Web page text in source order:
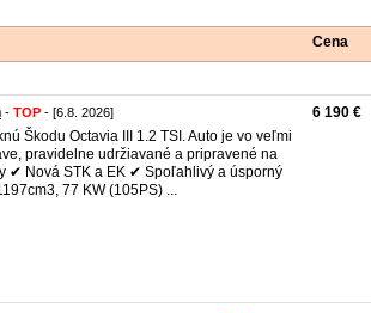
Cena
- TOP - [6.8. 2026]
Škodu Octavia III 1.2 TSI. Auto je vo veľmi
pravidelne udržiavané a pripravené na
✔ Nová STK a EK ✔ Spoľahlivý a úsporný
77 KW (105PS) ...
6 190 €